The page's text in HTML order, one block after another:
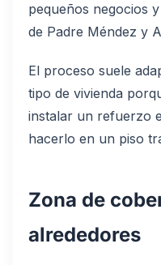
pequeños negocios
de Padre Méndez y
El proceso suele
tipo de vivienda
instalar un refuerzo
hacerlo en un piso
Zona de
alrededores